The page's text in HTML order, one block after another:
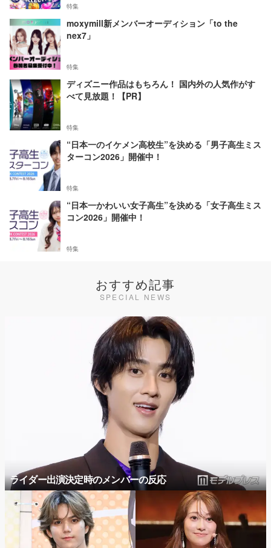
特集
moxymill新メンバーオーディション「to the
nex7」
特集
ディズニー作品はもちろん！ 国内外の人気作がす
べて見放題！【PR】
特集
“日本一のイケメン高校生”を決める「男子高生ミス
ターコン2026」開催中！
特集
“日本一かわいい女子高生”を決める「女子高生ミス
コン2026」開催中！
特集
おすすめ記事
SPECIAL NEWS
ライダー出演決定時のメンバーの反応